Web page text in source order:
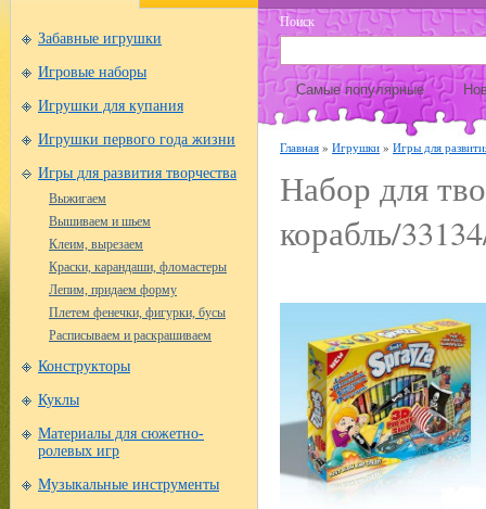
Забавные игрушки
Игровые наборы
Игрушки для купания
Игрушки первого года жизни
Игры для развития творчества
Выжигаем
Вышиваем и шьем
Клеим, вырезаем
Краски, карандаши, фломастеры
Лепим, придаем форму
Плетем фенечки, фигурки, бусы
Расписываем и раскрашиваем
Конструкторы
Куклы
Материалы для сюжетно-
ролевых игр
Музыкальные инструменты
Поиск
Самые популярные
Главная » Игрушки » Игры для
Набор для
корабль/